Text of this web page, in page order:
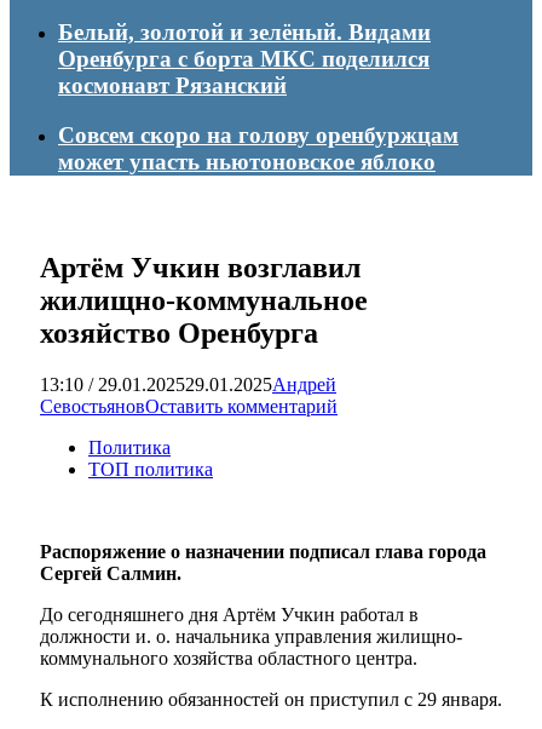
Белый, золотой и зелёный. Видами
Оренбурга с борта МКС поделился
космонавт Рязанский
Совсем скоро на голову оренбуржцам
может упасть ньютоновское яблоко
Артём Учкин возглавил
жилищно-коммунальное
хозяйство Оренбурга
13:10 / 29.01.202529.01.2025Андрей
СевостьяновОставить комментарий
Политика
ТОП политика
Распоряжение о назначении подписал глава города
Сергей Салмин.
До сегодняшнего дня Артём Учкин работал в
должности и. о. начальника управления жилищно-
коммунального хозяйства областного центра.
К исполнению обязанностей он приступил с 29 января.